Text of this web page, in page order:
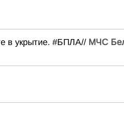
в укрытие. #БПЛА// МЧС